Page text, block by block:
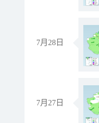
7月28日
7月27日